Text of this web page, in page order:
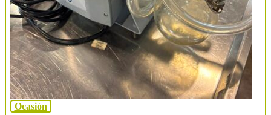
Ocasión